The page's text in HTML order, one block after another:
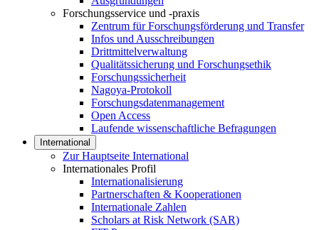
Forschungsservice und -praxis
Zentrum für Forschungsförderung und Transfer
Infos und Ausschreibungen
Drittmittelverwaltung
Qualitätssicherung und Forschungsethik
Forschungssicherheit
Nagoya-Protokoll
Forschungsdatenmanagement
Open Access
Laufende wissenschaftliche Befragungen
International
Zur Hauptseite International
Internationales Profil
Internationalisierung
Partnerschaften & Kooperationen
Internationale Zahlen
Scholars at Risk Network (SAR)